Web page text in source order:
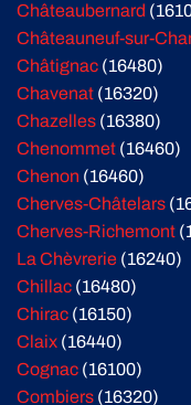
Châteaubernard
Châteauneuf-sur-
Châtignac (16480)
Chavenat (16320)
Chazelles (16380)
Chenommet (16460)
Chenon (16460)
Cherves-Châtelars
Cherves-Richemont
La Chèvrerie (16240)
Chillac (16480)
Chirac (16150)
Claix (16440)
Cognac (16100)
Combiers (16320)